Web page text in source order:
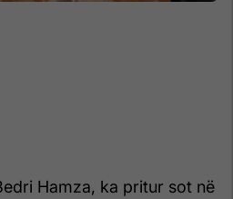
Hamza, ka pritur sot në